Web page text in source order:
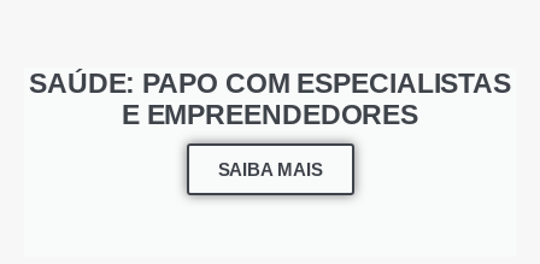
SAÚDE: PAPO COM ESPECIALISTAS
E EMPREENDEDORES
SAIBA MAIS